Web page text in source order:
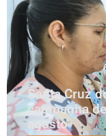
Santa Cruz
campanha
agosto